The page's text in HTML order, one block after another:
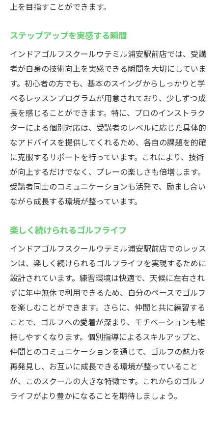
上を目指すことができます。
ステップアップを実感する瞬間
インドアゴルフスクールウテミル浦安駅前店では、受講
者が自身の技術向上を実感できる瞬間を大切にしていま
す。初心者の方でも、基本のスイングからしっかりと学
べるレッスンプログラムが用意されており、少しずつ成
長を感じることができます。特に、プロのインストラク
ターによる個別対応は、受講者のレベルに応じた具体的
なアドバイスを提供してくれるため、各自の課題を的確
に克服するサポートを行っています。これにより、技術
が向上するだけでなく、プレーの楽しさも倍増します。
受講者同士のコミュニケーションも活発で、励まし合い
ながら成長する環境が整っています。
楽しく続けられるゴルフライフ
インドアゴルフスクールウテミル浦安駅前店でのレッス
ンは、楽しく続けられるゴルフライフを実現するために
設計されています。練習環境は快適で、天候に左右され
ずに年中無休で利用できるため、自分のペースでゴルフ
を楽しむことができます。さらに、仲間と共に練習する
ことで、ゴルフへの愛着が深まり、モチベーションも維
持しやすくなります。個別指導によるスキルアップと、
仲間とのコミュニケーションを通じて、ゴルフの魅力を
再発見し、お互いに成長できる環境が整っていること
が、このスクールの大きな特徴です。これからのゴルフ
ライフがより豊かになることを期待しましょう。